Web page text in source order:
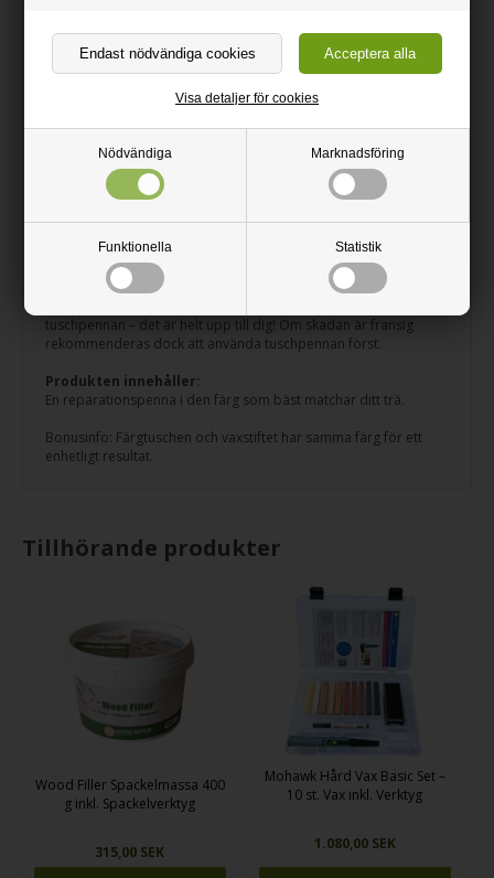
Nödvändiga Marknadsföring
Funktionella Statistik
Visa detaljer för cookies
Har du en repa, ett spikhål eller en liten spricka i din träyta? Med
Mohawk 3-i-1 Reparationspenna får du en snabb och enkel
kombinerar färgtusch, mjukt vax och en skrapa – allt i ett verktyg!
inomhusbruk.
Så här gör du:
spetsen på vaxstiftet för att undvika att det går av).
3) Ta bort överflödigt vax med skrapan för en jämn yta.
tuschpennan – det är helt upp till dig! Om skadan är fransig
rekommenderas dock att använda tuschpennan först.
Produkten innehåller:
En reparationspenna i den färg som bäst matchar ditt trä.
Bonusinfo: Färgtuschen och vaxstiftet har samma färg för ett
enhetligt resultat.
Tillhörande produkter
Wood Filler Spackelmassa 400
g inkl. Spackelverktyg
315,00 SEK
Mohawk Hård Vax Basic Set –
10 st. Vax inkl. Verktyg
1.080,00 SEK